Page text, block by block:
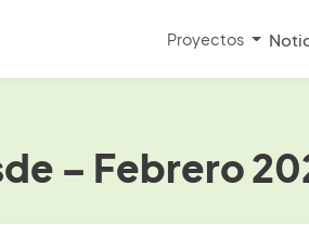
Proyectos
– Febrero